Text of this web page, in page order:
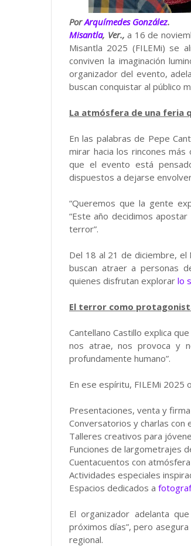
PorArquímedes González.
Misantla, Ver.,a 16 de
Misantla 2025 (FILEMi) se
conviven la imaginación
organizador del evento,
buscan conquistar al público
La atmósfera de una feria
En las palabras de Pepe
mirar hacia los rincones más
que el evento está
dispuestos a dejarse
“Queremos que la gente
“Este año decidimos
terror”.
Del 18 al 21 de diciembre, el
buscan atraer a personas
quienes disfrutan explorar lo
El terror como
Cantellano Castillo explica
nos atrae, nos provoca y
profundamente humano”.
En ese espíritu, FILEMi 2025
Presentaciones, venta y
Conversatorios y charlas con
Talleres creativos para
Funciones de largometrajes
Cuentacuentos con
Actividades especiales
Espacios dedicados a
El organizador adelanta
próximos días”, pero
regional.